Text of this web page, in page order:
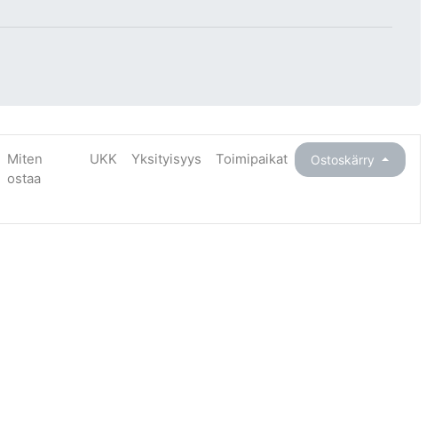
Miten
ostaa
UKK Yksityisyys Toimipaikat Ostoskärry